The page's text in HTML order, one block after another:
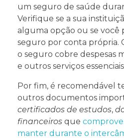
um seguro de saúde
Verifique se a sua
alguma opção ou se você
seguro por conta própria.
o seguro cobre despesas
e outros serviços
Por fim, é recomendável
outros documentos
certificados de estudos,
financeiros que
manter durante o